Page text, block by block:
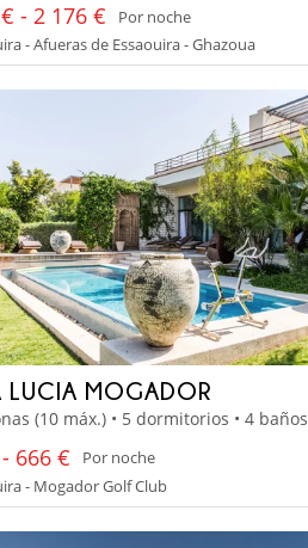
- 2 176 €
Por noche
- Afueras de Essaouira - Ghazoua
LUCIA MOGADOR
(10 máx.) • 5 dormitorios • 4 baños
666 €
Por noche
- Mogador Golf Club